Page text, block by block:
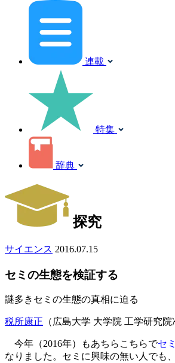
連載
特集
辞典
探究
サイエンス 2016.07.15
セミの生態を検証する
謎多きセミの生態の真相に迫る
税所康正 （広島大学 大学院 工学研究院
今年（2016年）もあちらこちらでセミ
なりました。セミに興味の無い人でも